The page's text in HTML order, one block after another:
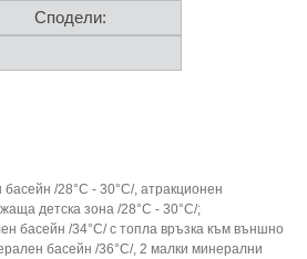
Сподели:
/28°C - 30°C/, атракционен
детска зона /28°C - 30°C/;
басейн /34°C/ с топла връзка към външно
басейн /36°C/, 2 малки минерални